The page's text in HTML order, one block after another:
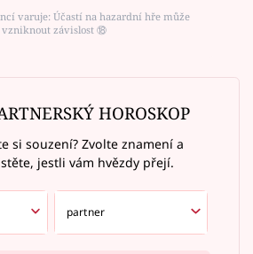
varuje: Účastí na hazardní hře může
vzniknout závislost ⑱
HOROSKOP
si souzení? Zvolte znamení a
jestli vám hvězdy přejí.